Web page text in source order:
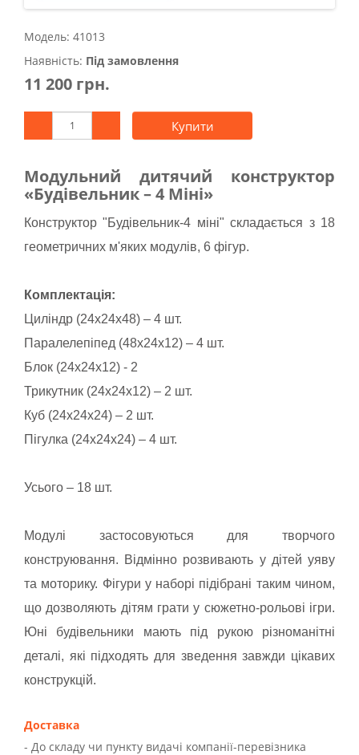
Модель: 41013
Наявність: Під замовлення
11 200 грн.
Купити
Модульний дитячий конструктор
«Будівельник – 4 Міні»
Конструктор "Будівельник-4 міні" складається з 18
геометричних м'яких модулів, 6 фігур.
Комплектація:
Циліндр (24х24х48) – 4 шт.
Паралелепіпед (48х24х12) – 4 шт.
Блок (24х24х12) - 2
Трикутник (24х24х12) – 2 шт.
Куб (24х24х24) – 2 шт.
Пігулка (24х24х24) – 4 шт.
Усього – 18 шт.
Модулі застосовуються для творчого
конструювання. Відмінно розвивають у дітей уяву
та моторику. Фігури у наборі підібрані таким чином,
що дозволяють дітям грати у сюжетно-рольові ігри.
Юні будівельники мають під рукою різноманітні
деталі, які підходять для зведення завжди цікавих
конструкцій.
Доставка
- До складу чи пункту видачі компанії-перевізника